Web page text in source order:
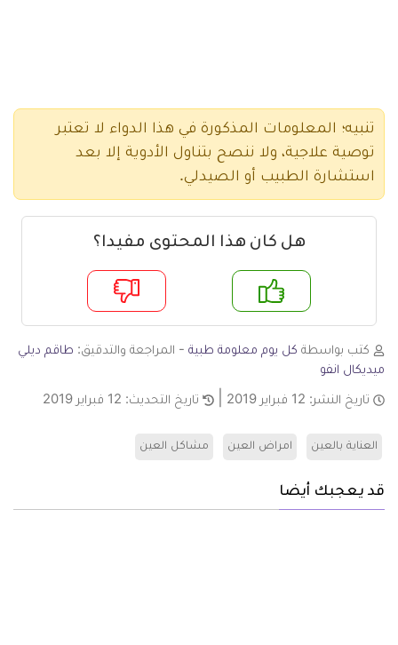
تنبيه؛ المعلومات المذكورة في هذا الدواء لا تعتبر
توصية علاجية، ولا ننصح بتناول الأدوية إلا بعد
استشارة الطبيب أو الصيدلي.
هل كان هذا المحتوى مفيدا؟
لا
كتب بواسطة كل يوم معلومة طبية - المراجعة والتدقيق: طاقم ديلي
ميديكال انفو
تاريخ النشر: 12 فبراير 2019 تاريخ التحديث: 12 فبراير 2019
العناية بالعين امراض العين مشاكل العين
قد يعجبك أيضا